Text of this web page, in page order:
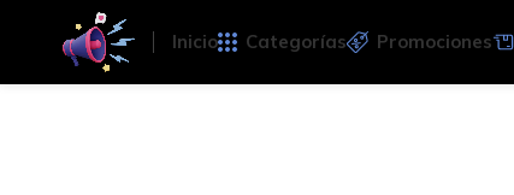
Inicio Categorías Promociones